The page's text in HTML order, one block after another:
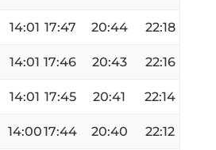
14:01 17:47 20:44 22:18
14:01 17:46 20:43 22:16
14:01 17:45 20:41 22:14
14:0017:44 20:40 22:12